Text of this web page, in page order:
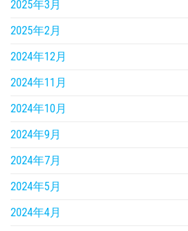
2025年3月
2025年2月
2024年12月
2024年11月
2024年10月
2024年9月
2024年7月
2024年5月
2024年4月